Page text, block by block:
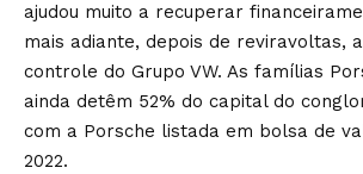
ajudou muito a recuperar
mais adiante, depois de reviravoltas,
controle do Grupo VW. As famílias
ainda detêm 52% do capital do
com a Porsche listada em bolsa de
2022.